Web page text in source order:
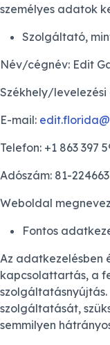
személyes adatok
Szolgáltató,
Név/cégnév: Edit
Székhely/levelezési
E-mail:
Telefon: +1 863 397
Adószám: 81-
Weboldal
Fontos
Az adatkezelésben
kapcsolattartás, a
szolgáltatását,
semmilyen